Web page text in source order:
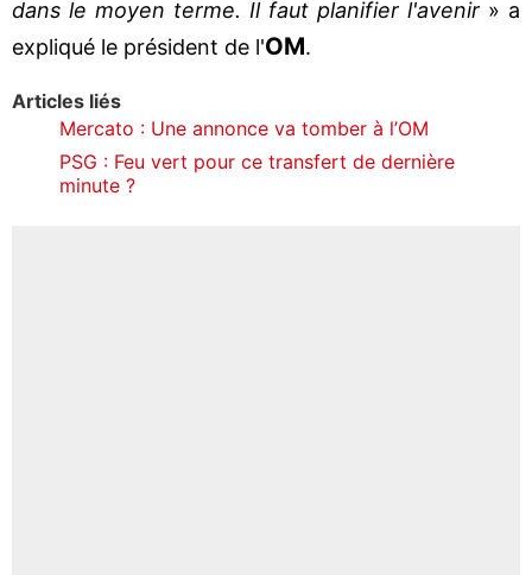
dans le moyen terme. Il faut planifier l'avenir » a
expliqué le président de l'OM.
Articles liés
Mercato : Une annonce va tomber à l’OM
PSG : Feu vert pour ce transfert de dernière
minute ?